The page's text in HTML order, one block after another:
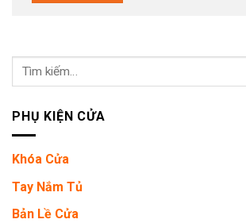
Tìm
kiếm:
PHỤ KIỆN CỬA
Khóa Cửa
Tay Nắm Tủ
Bản Lề Cửa